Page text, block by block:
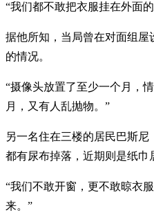
“我们都不敢把衣服挂在外面
据他所知，当局曾在对面组
的情况。
“摄像头放置了至少一个月，
月，又有人乱抛物。”
另一名住在三楼的居民巴斯尼
都有尿布掉落，近期则是纸巾
“我们不敢开窗，更不敢晾衣
来。”